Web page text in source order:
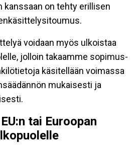
kanssaan on tehty erillisen
voidaan myös ulkoistaa
jolloin takaamme sopimus-
käsitellään voimassa
mukaisesti ja
tai Euroopan